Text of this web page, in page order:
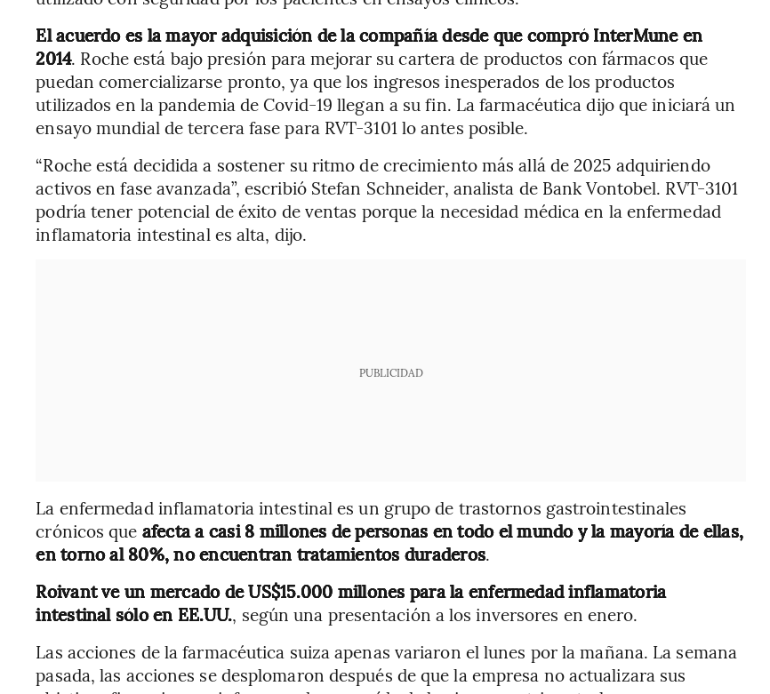
El acuerdo es la mayor adquisición de la compañía desde que compró InterMune en
2014. Roche está bajo presión para mejorar su cartera de productos con fármacos que
puedan comercializarse pronto, ya que los ingresos inesperados de los productos
utilizados en la pandemia de Covid-19 llegan a su fin. La farmacéutica dijo que iniciará un
ensayo mundial de tercera fase para RVT-3101 lo antes posible.
“Roche está decidida a sostener su ritmo de crecimiento más allá de 2025 adquiriendo
activos en fase avanzada”, escribió Stefan Schneider, analista de Bank Vontobel. RVT-3101
podría tener potencial de éxito de ventas porque la necesidad médica en la enfermedad
inflamatoria intestinal es alta, dijo.
PUBLICIDAD
La enfermedad inflamatoria intestinal es un grupo de trastornos gastrointestinales
crónicos que afecta a casi 8 millones de personas en todo el mundo y la mayoría de ellas,
en torno al 80%, no encuentran tratamientos duraderos.
Roivant ve un mercado de US$15.000 millones para la enfermedad inflamatoria
intestinal sólo en EE.UU., según una presentación a los inversores en enero.
Las acciones de la farmacéutica suiza apenas variaron el lunes por la mañana. La semana
pasada, las acciones se desplomaron después de que la empresa no actualizara sus